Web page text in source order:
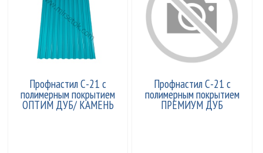
Профнастил С-21 с
полимерным покрытием
ОПТИМ ДУБ/ КАМЕНЬ
Профнастил С-21 с
полимерным покрытием
ПРЕМИУМ ДУБ